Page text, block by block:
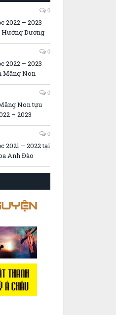
0
2022 – 2023
Dương
0
2022 – 2023
Măng Non
0
Non tựu
– 2023
0
2021 – 2022 tại
Anh Đào